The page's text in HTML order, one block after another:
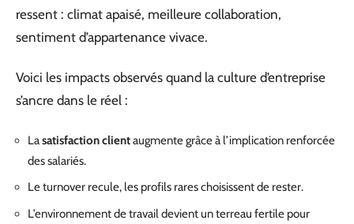
ressent : climat apaisé, meilleure collaboration,
sentiment d’appartenance vivace.
Voici les impacts observés quand la culture d’entreprise
s’ancre dans le réel :
Lasatisfaction clientaugmente grâce à l’implication renforcée
des salariés.
Le turnover recule, les profils rares choisissent de rester.
L’environnement de travail devient un terreau fertile pour